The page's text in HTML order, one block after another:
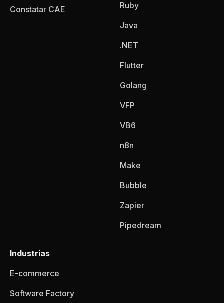
Constatar CAE
Ruby
Java
.NET
Flutter
Golang
VFP
VB6
n8n
Make
Bubble
Zapier
Pipedream
Industrias
E-commerce
Software Factory